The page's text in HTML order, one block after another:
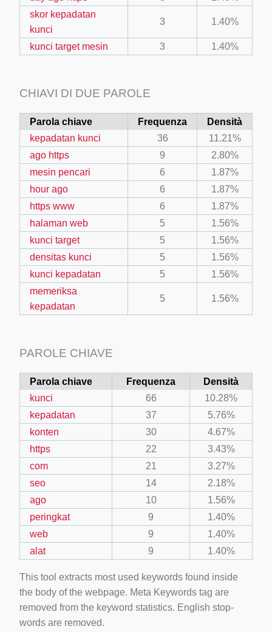
shredder-plant-equipment/scrap-shredder-fabrication
skor kepadatan
kunci
3 1.40%
kunci target mesin 3 1.40%
CHIAVI DI DUE PAROLE
Parola chiave Frequenza
Densità
kepadatan kunci
36
11.21%
ago https
9
2.80%
mesin pencari
6
1.87%
hour ago
6
1.87%
https www
6
1.87%
halaman web
5
1.56%
kunci target
5
1.56%
densitas kunci
5
1.56%
kunci kepadatan
5
1.56%
memeriksa
kepadatan
5 1.56%
PAROLE CHIAVE
Parola chiave Frequenza
Densità
kunci
66
10.28%
kepadatan
37
5.76%
konten
30
4.67%
https
22
3.43%
com
21
3.27%
seo
14
2.18%
ago
10
1.56%
peringkat
9
1.40%
web
9
1.40%
alat
9 1.40%
This tool extracts most used keywords found inside
the body of the webpage. Meta Keywords tag are
removed from the keyword statistics. English stop-
words are removed.